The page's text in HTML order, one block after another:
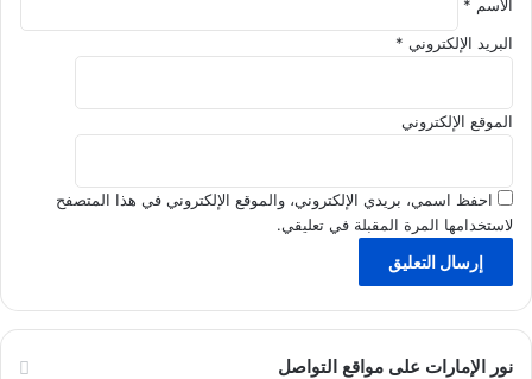
خ
ي
ة
الاسم *
البريد الإلكتروني *
الموقع الإلكتروني
احفظ اسمي، بريدي الإلكتروني، والموقع الإلكتروني في هذا المتصفح
لاستخدامها المرة المقبلة في تعليقي.
نور الإمارات على مواقع التواصل